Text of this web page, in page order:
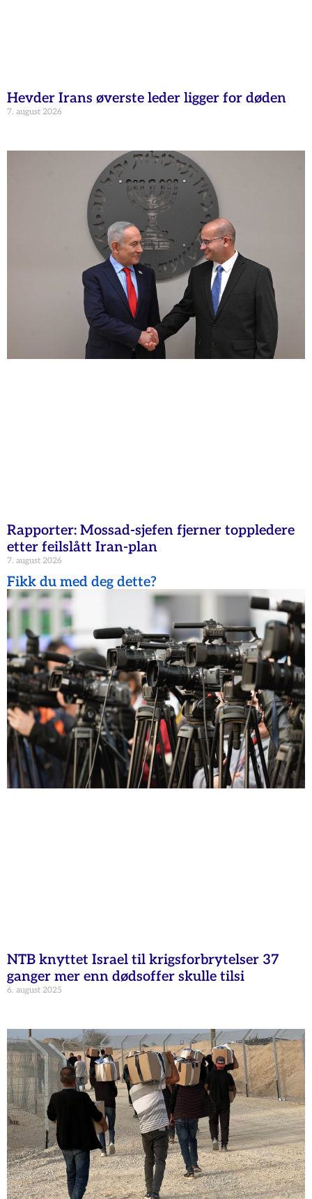
Hevder Irans øverste leder ligger for døden
7. august 2026
Rapporter: Mossad-sjefen fjerner toppledere
etter feilslått Iran-plan
7. august 2026
Fikk du med deg dette?
NTB knyttet Israel til krigsforbrytelser 37
ganger mer enn dødsoffer skulle tilsi
6. august 2025